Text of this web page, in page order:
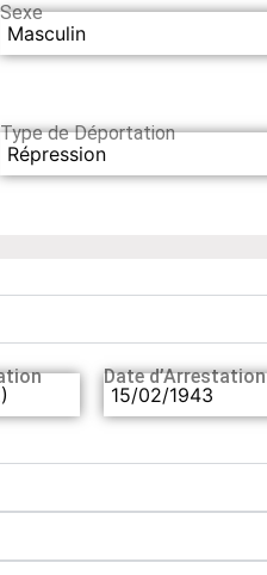
Sexe
Masculin
Type de Déportation
Répression
Date d’Arrestation
15/02/1943